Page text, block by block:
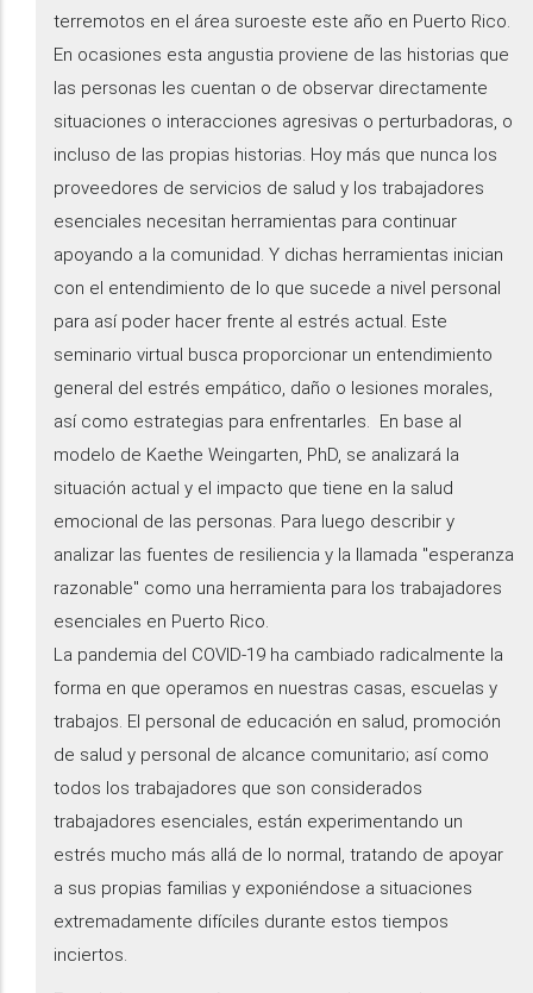
terremotos en el área suroeste este año en Puerto Rico.
En ocasiones esta angustia proviene de las historias que
las personas les cuentan o de observar directamente
situaciones o interacciones agresivas o perturbadoras, o
incluso de las propias historias. Hoy más que nunca los
proveedores de servicios de salud y los trabajadores
esenciales necesitan herramientas para continuar
apoyando a la comunidad. Y dichas herramientas inician
con el entendimiento de lo que sucede a nivel personal
para así poder hacer frente al estrés actual. Este
seminario virtual busca proporcionar un entendimiento
general del estrés empático, daño o lesiones morales,
así como estrategias para enfrentarles. En base al
modelo de Kaethe Weingarten, PhD, se analizará la
situación actual y el impacto que tiene en la salud
emocional de las personas. Para luego describir y
analizar las fuentes de resiliencia y la llamada "esperanza
razonable" como una herramienta para los trabajadores
esenciales en Puerto Rico.
La pandemia del COVID-19 ha cambiado radicalmente la
forma en que operamos en nuestras casas, escuelas y
trabajos. El personal de educación en salud, promoción
de salud y personal de alcance comunitario; así como
todos los trabajadores que son considerados
trabajadores esenciales, están experimentando un
estrés mucho más allá de lo normal, tratando de apoyar
a sus propias familias y exponiéndose a situaciones
extremadamente difíciles durante estos tiempos
inciertos.